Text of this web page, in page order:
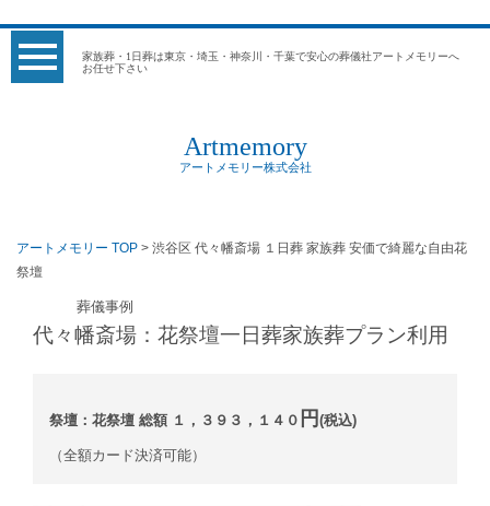
家族葬・1日葬は東京・埼玉・神奈川・千葉で安心の葬儀社アートメモリーへ
お任せ下さい
Artmemory
アートメモリー株式会社
アートメモリー TOP > 渋谷区 代々幡斎場 １日葬 家族葬 安価で綺麗な自由花
祭壇
葬儀事例
代々幡斎場：花祭壇一日葬家族葬プラン利用
祭壇：花祭壇 総額 １，３９３，１４０ 円 (税込)
（全額カード決済可能）